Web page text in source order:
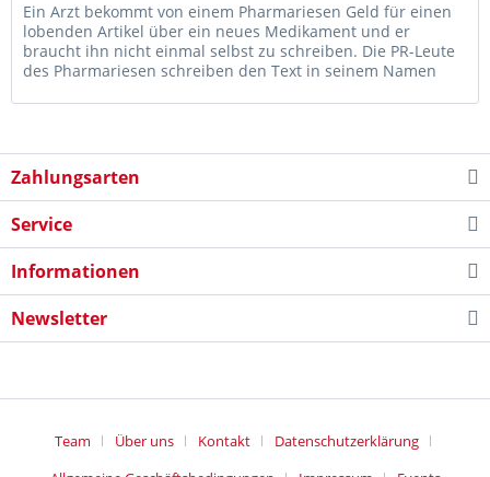
Ein Arzt bekommt von einem Pharmariesen Geld für einen
lobenden Artikel über ein neues Medikament und er
braucht ihn nicht einmal selbst zu schreiben. Die PR-Leute
des Pharmariesen schreiben den Text in seinem Namen
Zahlungsarten
Service
Informationen
Newsletter
Team Über uns Kontakt
Datenschutzerklärung